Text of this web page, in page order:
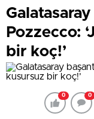
Pozzecco:
bir koç!’
0 0